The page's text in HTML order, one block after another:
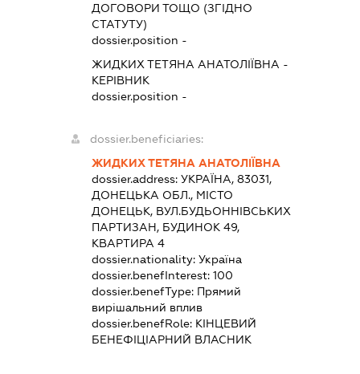
ДОГОВОРИ ТОЩО (ЗГІДНО
СТАТУТУ)
dossier.position -
ЖИДКИХ ТЕТЯНА АНАТОЛІЇВНА -
КЕРІВНИК
dossier.position -
dossier.beneficiaries:
ЖИДКИХ ТЕТЯНА АНАТОЛІЇВНА
dossier.address: УКРАЇНА, 83031,
ДОНЕЦЬКА ОБЛ., МІСТО
ДОНЕЦЬК, ВУЛ.БУДЬОННІВСЬКИХ
ПАРТИЗАН, БУДИНОК 49,
КВАРТИРА 4
dossier.nationality: Україна
dossier.benefInterest: 100
dossier.benefType: Прямий
вирішальний вплив
dossier.benefRole: КІНЦЕВИЙ
БЕНЕФІЦІАРНИЙ ВЛАСНИК